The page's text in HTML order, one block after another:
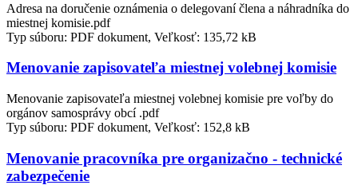
Adresa na doručenie oznámenia o delegovaní člena a náhradníka do
miestnej komisie.pdf
Typ súboru: PDF dokument, Veľkosť: 135,72 kB
Menovanie zapisovateľa miestnej volebnej komisie
Menovanie zapisovateľa miestnej volebnej komisie pre voľby do
orgánov samosprávy obcí .pdf
Typ súboru: PDF dokument, Veľkosť: 152,8 kB
Menovanie pracovníka pre organizačno - technické
zabezpečenie